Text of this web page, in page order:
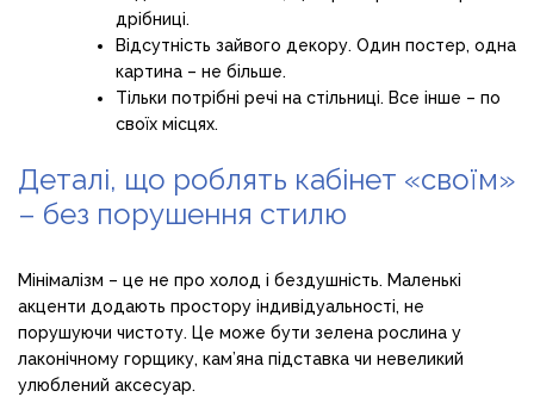
дрібниці.
Відсутність зайвого декору. Один постер, одна
картина – не більше.
Тільки потрібні речі на стільниці. Все інше – по
своїх місцях.
Деталі, що роблять кабінет «своїм»
– без порушення стилю
Мінімалізм – це не про холод і бездушність. Маленькі
акценти додають простору індивідуальності, не
порушуючи чистоту. Це може бути зелена рослина у
лаконічному горщику, кам’яна підставка чи невеликий
улюблений аксесуар.